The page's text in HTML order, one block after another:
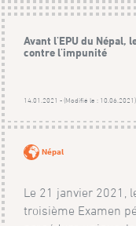
Avant l'EPU du Népal,
contre l'impunité
14.01.2021 - (Modifié le : 10.06.2021)
Népal
Le 21 janvier 2021,
troisième Examen